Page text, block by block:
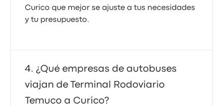
Curico que mejor se ajuste a tus necesidades
y tu presupuesto.
¿Qué empresas de autobuses
viajan de Terminal Rodoviario
Temuco a Curico?